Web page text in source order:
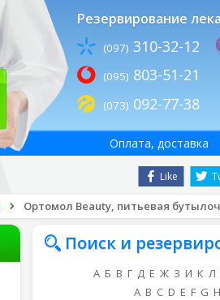
Резервирование
(097) 310-32-12
(095) 803-51-21
(073) 092-77-38
Like
Оплата, доставка
Ортомол Beauty, питьевая
Поиск и
А Б В Г Д Е Ж З И К Л
A B C D E F G H